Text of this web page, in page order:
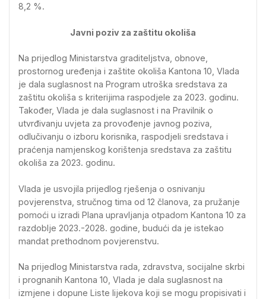
8,2 %.
Javni poziv za zaštitu okoliša
Na prijedlog Ministarstva graditeljstva, obnove,
prostornog uređenja i zaštite okoliša Kantona 10, Vlada
je dala suglasnost na Program utroška sredstava za
zaštitu okoliša s kriterijima raspodjele za 2023. godinu.
Također, Vlada je dala suglasnost i na Pravilnik o
utvrđivanju uvjeta za provođenje javnog poziva,
odlučivanju o izboru korisnika, raspodjeli sredstava i
praćenja namjenskog korištenja sredstava za zaštitu
okoliša za 2023. godinu.
Vlada je usvojila prijedlog rješenja o osnivanju
povjerenstva, stručnog tima od 12 članova, za pružanje
pomoći u izradi Plana upravljanja otpadom Kantona 10 za
razdoblje 2023.-2028. godine, budući da je istekao
mandat prethodnom povjerenstvu.
Na prijedlog Ministarstva rada, zdravstva, socijalne skrbi
i prognanih Kantona 10, Vlada je dala suglasnost na
izmjene i dopune Liste lijekova koji se mogu propisivati i